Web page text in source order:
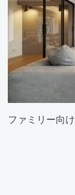
ファミリー向け